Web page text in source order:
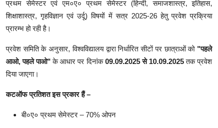
प्रथम सेमेस्टर एवं एम०ए० प्रथम सेमेस्टर (हिन्दी, समाजशास्त्र, इतिहास,
शिक्षाशास्त्र, गृहविज्ञान एवं उर्दू) विषयों में सत्र 2025-26 हेतु प्रवेश प्रक्रिया
प्रारम्भ हो रही है।
प्रवेश समिति के अनुसार, विश्वविद्यालय द्वारा निर्धारित सीटों पर छात्राओं को "पहले
आओ, पहले पाओ" के आधार पर दिनांक09.09.2025 से 10.09.2025तक प्रवेश
दिया जाएगा।
कटऑफ प्रतिशत इस प्रकार हैं –
बी०ए० प्रथम सेमेस्टर – 70% ओपन